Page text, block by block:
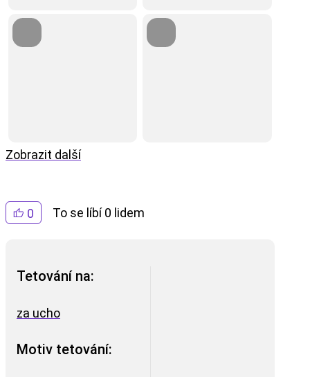
0 To se líbí 0 lidem
Tetování na:
za ucho
Motiv tetování:
Zobrazit další